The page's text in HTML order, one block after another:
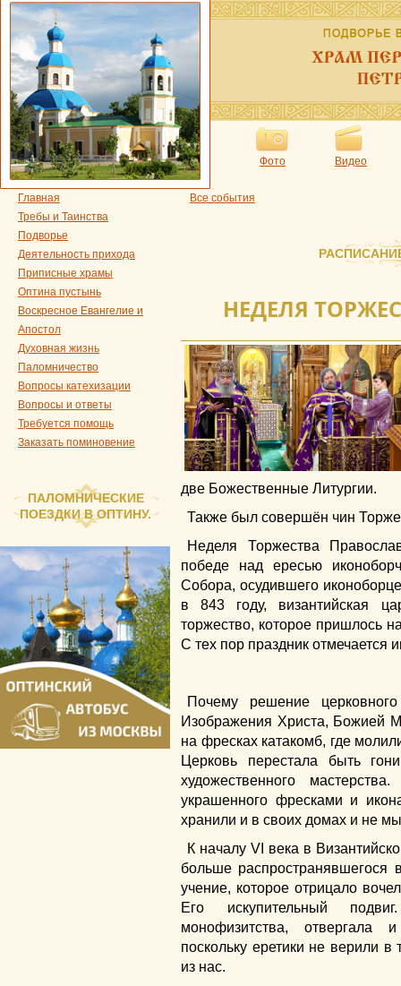
Фото Видео
Главная
Требы и Таинства
Подворье
Деятельность прихода
Приписные храмы
Оптина пустынь
Воскресное Евангелие и
Апостол
Духовная жизнь
Паломничество
Вопросы катехизации
Вопросы и ответы
Требуется помощь
Заказать поминовение
ПАЛОМНИЧЕСКИЕ
ПОЕЗДКИ В ОПТИНУ.
Все события
НЕДЕЛЯ
две Божественные Литургии.
Также был совершён чин
Неделя Торжества
победе над ересью
Собора, осудившего
в 843 году, византийская
торжество, которое пришлось
С тех пор праздник отмечается
Почему решение
Изображения Христа, Божией
на фресках катакомб, где
Церковь перестала быть
художественного
украшенного фресками и
хранили и в своих домах и не
К началу VI века в
больше распространявшегося
учение, которое отрицало
Его искупительный
монофизитства, отвергала
поскольку еретики не верили в
из нас.